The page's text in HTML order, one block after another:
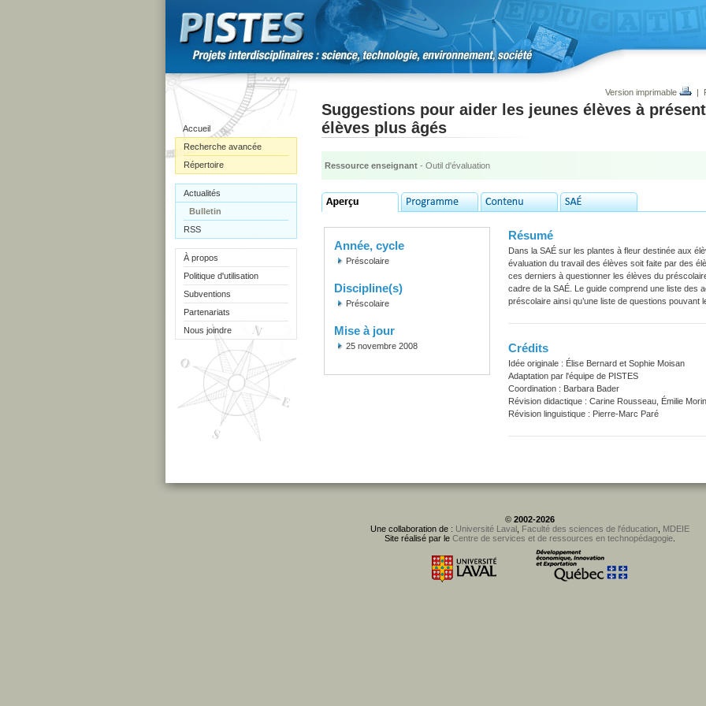
Accueil
Recherche avancée
Répertoire
Actualités
Bulletin
RSS
À propos
Politique d'utilisation
Subventions
Partenariats
Nous joindre
Version imprimable |
Suggestions pour aider les jeunes élèves à
élèves plus âgés
Ressource enseignant - Outil d'évaluation
Année, cycle
Préscolaire
Discipline(s)
Préscolaire
Mise à jour
25 novembre 2008
Résumé
Dans la SAÉ sur les plantes à fleur destinée aux
évaluation du travail des élèves soit faite par des
ces derniers à questionner les élèves du
cadre de la SAÉ. Le guide comprend une liste des
préscolaire ainsi qu’une liste de questions pouvant
Crédits
Idée originale : Élise Bernard et Sophie Moisan
Adaptation par l'équipe de PISTES
Coordination : Barbara Bader
Révision didactique : Carine Rousseau, Émilie
Révision linguistique : Pierre-Marc Paré
© 2002-2026
Une collaboration de : Université Laval, Faculté des sciences de l'éducation, MDEIE
Site réalisé par le Centre de services et de ressources en technopédagogie.